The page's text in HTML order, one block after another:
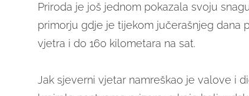
Priroda je još jednom pokazala svoju
primorju gdje je tijekom jučerašnjeg dana
vjetra i do 160 kilometara na sat.
Jak sjeverni vjetar namreškao je valove i